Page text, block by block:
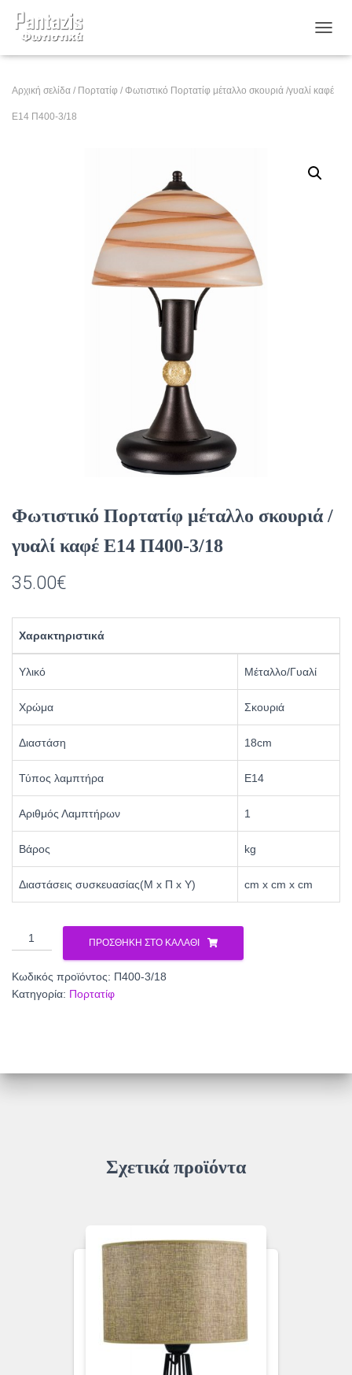
Αρχική σελίδα / Πορτατίφ / Φωτιστικό Πορτατίφ μέταλλο σκουριά /γυαλί καφέ
Ε14 Π400-3/18
Φωτιστικό Πορτατίφ μέταλλο σκουριά /
γυαλί καφέ Ε14 Π400-3/18
35.00€
Χαρακτηριστικά
Υλικό Μέταλλο/Γυαλί
Χρώμα Σκουριά
Διαστάση 18cm
Τύπος λαμπτήρα Ε14
Αριθμός Λαμπτήρων 1
Βάρος kg
Διαστάσεις συσκευασίας(Μ x Π x Υ) cm x cm x cm
Φωτιστικό
Πορτατίφ
σκουριά
Π400-
ΠΡΟΣΘΉΚΗ ΣΤΟ ΚΑΛΆΘΙ
Κωδικός προϊόντος: Π400-3/18
Κατηγορία: Πορτατίφ
Σχετικά προϊόντα